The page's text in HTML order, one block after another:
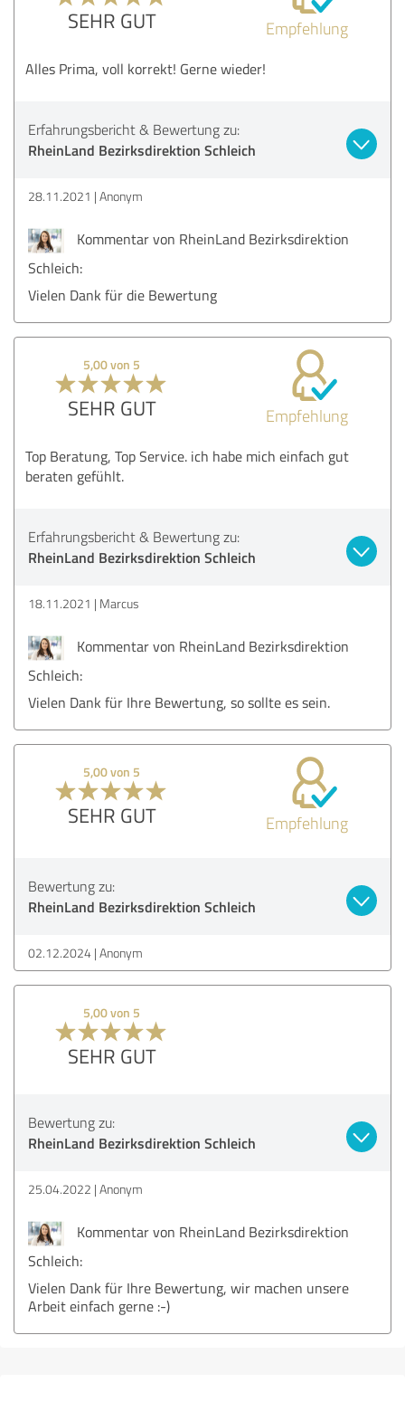
SEHR GUT Empfehlung
Alles Prima, voll korrekt! Gerne wieder!
Erfahrungsbericht & Bewertung zu:
RheinLand Bezirksdirektion Schleich
28.11.2021 Anonym
Kommentar von RheinLand Bezirksdirektion
Schleich:
Vielen Dank für die Bewertung
5,00 von 5
SEHR GUT Empfehlung
Top Beratung, Top Service. ich habe mich einfach gut
beraten gefühlt.
Erfahrungsbericht & Bewertung zu:
RheinLand Bezirksdirektion Schleich
18.11.2021 Marcus
Kommentar von RheinLand Bezirksdirektion
Schleich:
Vielen Dank für Ihre Bewertung, so sollte es sein.
5,00 von 5
SEHR GUT Empfehlung
Bewertung zu:
RheinLand Bezirksdirektion Schleich
02.12.2024 Anonym
5,00 von 5
SEHR GUT
Bewertung zu:
RheinLand Bezirksdirektion Schleich
25.04.2022 Anonym
Kommentar von RheinLand Bezirksdirektion
Schleich:
Vielen Dank für Ihre Bewertung, wir machen unsere
Arbeit einfach gerne :-)